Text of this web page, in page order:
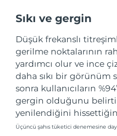
Sıkı ve gergin
Düşük frekanslı
gerilme noktalarının
yardımcı olur ve ince
daha sıkı bir görünüm
sonra kullanıcıların
gergin olduğunu
yenilendiğini
Üçüncü şahıs tüketici denemesine
Porto Riko
Katar
Reunion
Romanya